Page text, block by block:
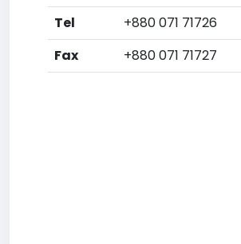
Tel
+880 071 71726
Fax
+880 071 71727